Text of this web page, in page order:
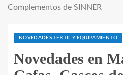
Complementos de SINNER
NOVEDADES TEXTIL Y EQUIPAMIENTO
Novedades en